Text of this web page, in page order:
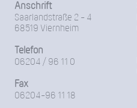
Anschrift
Saarlandstraße 2 - 4
68519 Viernheim
Telefon
06204 / 96 11 0
Fax
06204-96 11 18